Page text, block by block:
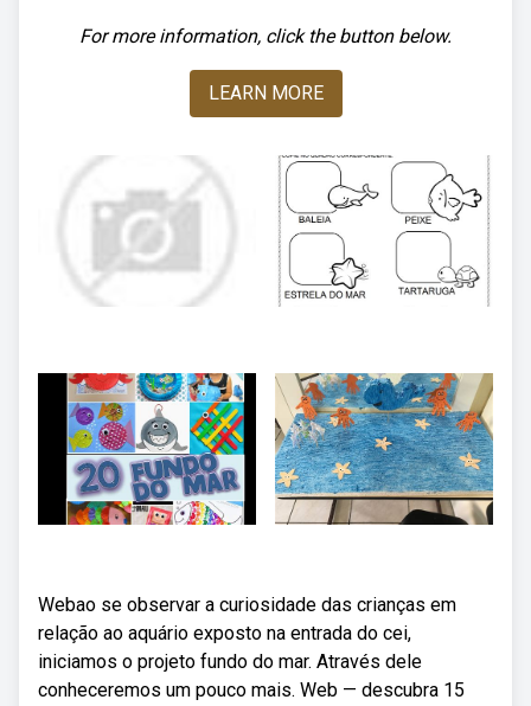
For more information, click the button below.
LEARN MORE
Webao se observar a curiosidade das crianças em
relação ao aquário exposto na entrada do cei,
iniciamos o projeto fundo do mar. Através dele
conheceremos um pouco mais. Web — descubra 15